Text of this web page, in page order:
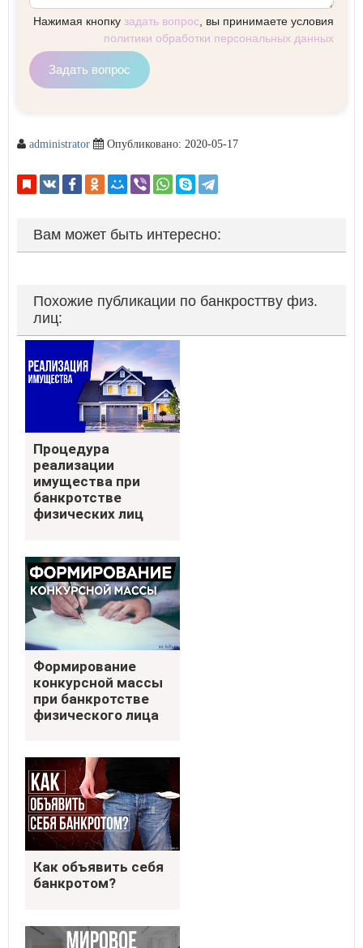
administrator Опубликовано: 2020-05-17
Вам может быть интересно:
Похожие публикации по банкросттву физ.
лиц:
имущества при
банкротстве физических
лиц
Процедура
реализации
имущества при
банкротстве
физических лиц
массы при банкротстве
физического лица
Формирование
конкурсной массы
при банкротстве
физического лица
банкротом?
Как объявить себя
банкротом?